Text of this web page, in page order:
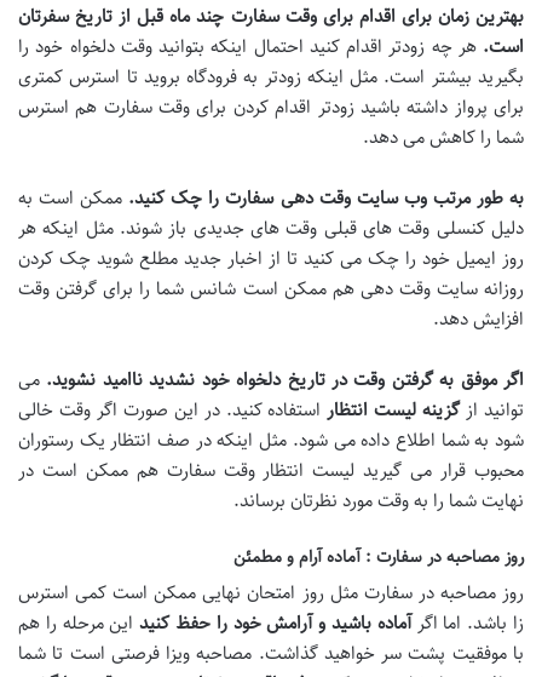
بهترین زمان برای اقدام برای وقت سفارت چند ماه قبل از تاریخ سفرتان
است. هر چه زودتر اقدام کنید احتمال اینکه بتوانید وقت دلخواه خود را
بگیرید بیشتر است. مثل اینکه زودتر به فرودگاه بروید تا استرس کمتری
برای پرواز داشته باشید زودتر اقدام کردن برای وقت سفارت هم استرس
شما را کاهش می دهد.
به طور مرتب وب سایت وقت دهی سفارت را چک کنید. ممکن است به
دلیل کنسلی وقت های قبلی وقت های جدیدی باز شوند. مثل اینکه هر
روز ایمیل خود را چک می کنید تا از اخبار جدید مطلع شوید چک کردن
روزانه سایت وقت دهی هم ممکن است شانس شما را برای گرفتن وقت
افزایش دهد.
اگر موفق به گرفتن وقت در تاریخ دلخواه خود نشدید ناامید نشوید. می
توانید ازگزینه لیست انتظار استفاده کنید. در این صورت اگر وقت خالی
شود به شما اطلاع داده می شود. مثل اینکه در صف انتظار یک رستوران
محبوب قرار می گیرید لیست انتظار وقت سفارت هم ممکن است در
نهایت شما را به وقت مورد نظرتان برساند.
روز مصاحبه در سفارت : آماده آرام و مطمئن
روز مصاحبه در سفارت مثل روز امتحان نهایی ممکن است کمی استرس
زا باشد. اما اگرآماده باشید و آرامش خود را حفظ کنیداین مرحله را هم
با موفقیت پشت سر خواهید گذاشت. مصاحبه ویزا فرصتی است تا شما